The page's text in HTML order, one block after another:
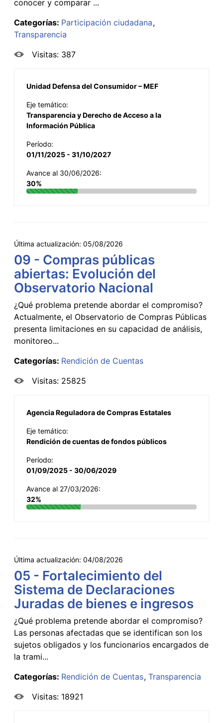
conocer y comparar ...
Categorías: Participación ciudadana
Transparencia
Visitas: 387
Unidad Defensa del Consumidor – MEF
Eje temático:
Transparencia y Derecho de Acceso a la
Información Pública
Período:
01/11/2025 - 31/10/2027
Avance al 30/06/2026:
30%
Última actualización: 05/08/2026
09 - Compras públicas
abiertas: Evolución del
Observatorio Nacional
¿Qué problema pretende abordar el compromiso?
Actualmente, el Observatorio de Compras Públicas
presenta limitaciones en su capacidad de análisis,
monitoreo...
Categorías: Rendición de Cuentas
Visitas: 25825
Agencia Reguladora de Compras Estatales
Eje temático:
Rendición de cuentas de fondos públicos
Período:
01/09/2025 - 30/06/2029
Avance al 27/03/2026:
32%
Última actualización: 04/08/2026
05 - Fortalecimiento del
Sistema de Declaraciones
Juradas de bienes e ingresos
¿Qué problema pretende abordar el compromiso?
Las personas afectadas que se identifican son los
sujetos obligados y los funcionarios encargados de
la trami...
Categorías: Rendición de Cuentas Transparencia
Visitas: 18921